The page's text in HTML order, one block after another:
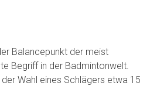
Balancepunkt der meist
Begriff in der Badmintonwelt.
Wahl eines Schlägers etwa 15